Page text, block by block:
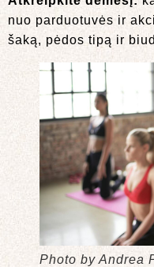
nuo parduotuvės ir
šaką, pėdos tipą ir
Photo by Andrea